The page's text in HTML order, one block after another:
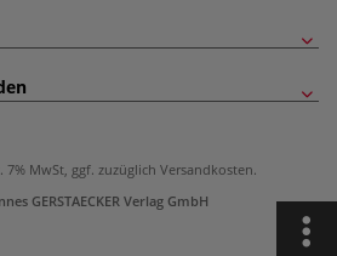
MwSt, ggf. zuzüglich Versandkosten.
GERSTAECKER Verlag GmbH